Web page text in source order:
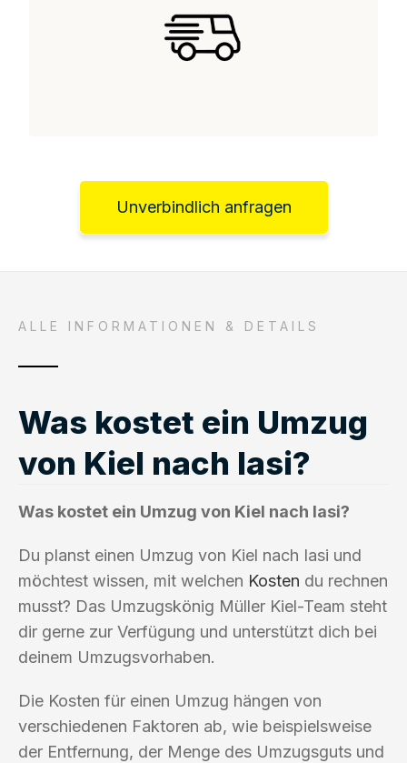
Unverbindlich anfragen
ALLE INFORMATIONEN & DETAILS
Was kostet ein Umzug
von Kiel nach Iasi?
Was kostet ein Umzug von Kiel nach Iasi?
Du planst einen Umzug von Kiel nach Iasi und
möchtest wissen, mit welchen Kosten du rechnen
musst? Das Umzugskönig Müller Kiel-Team steht
dir gerne zur Verfügung und unterstützt dich bei
deinem Umzugsvorhaben.
Die Kosten für einen Umzug hängen von
verschiedenen Faktoren ab, wie beispielsweise
der Entfernung, der Menge des Umzugsguts und